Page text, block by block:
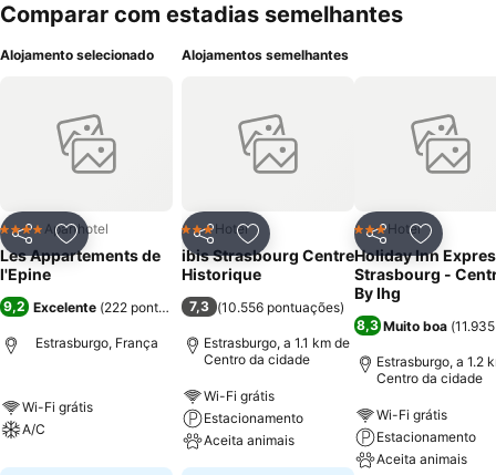
Comparar com estadias semelhantes
Alojamento selecionado
PartilharAdicionar aos favoritos
4 EstrelasAparthotel
Les Appartements de
l'Epine
9,2 Excelente (222 pontuações)
Estrasburgo, França
Wi-Fi grátis
A/C
Alojamentos semelhantes
PartilharAdicionar aos favoritos
3 Estrelas
Hotel
ibis Strasbourg Centre
Historique
7,3 (10.556 pontuações)
Estrasburgo, a 1.1 km de
Centro da cidade
Wi-Fi grátis
Estacionamento
Aceita animais
Partilhar
3 Estrelas
Hotel
Holiday Inn
Strasbourg -
By Ihg
8,3 Muito boa (
Estrasburgo, a 1.2
Centro da cidade
Wi-Fi grátis
Estacionamento
Aceita animais